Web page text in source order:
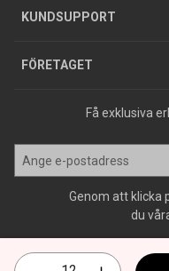
KUNDSUPPORT
Varumärken
FÖRETAGET
Jobba hos oss
Press
Få exklusiva
Genom att klicka
du